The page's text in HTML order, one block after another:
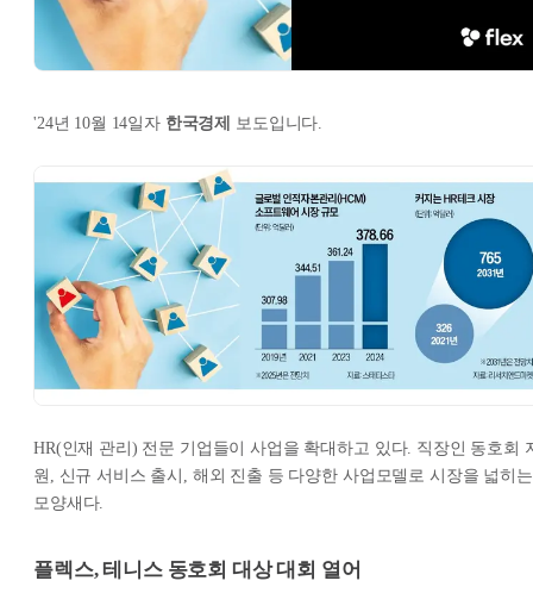
'24년 10월 14일자 한국경제 보도입니다.
HR(인재 관리) 전문 기업들이 사업을 확대하고 있다. 직장인 동호회
원, 신규 서비스 출시, 해외 진출 등 다양한 사업모델로 시장을 넓히는
모양새다.
플렉스, 테니스 동호회 대상 대회 열어